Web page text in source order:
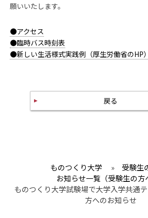
願いいたします。
●アクセス
●臨時バス時刻表
●新しい生活様式実践例（厚生労働省のHP）
戻る
ものつくり大学 » 受験生
お知らせ一覧（受験生の方
ものつくり大学試験場で大学入学共通
方へのお知らせ